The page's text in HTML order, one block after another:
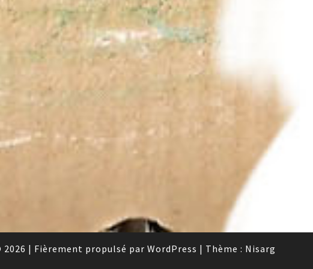
2026 | Fièrement propulsé par WordPress | Thème : Nisarg